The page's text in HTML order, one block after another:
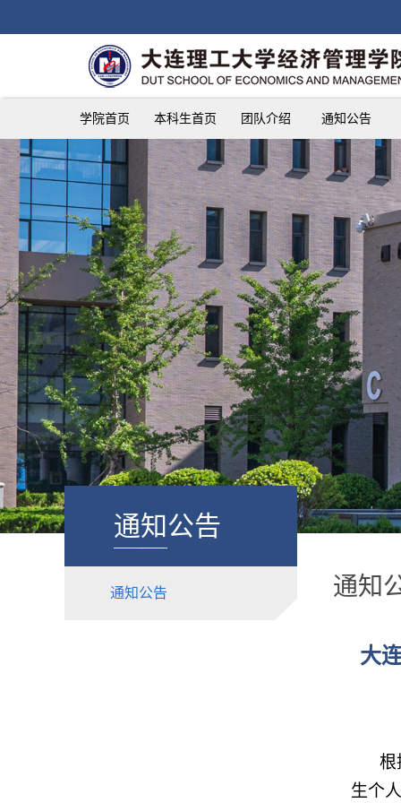
学院首页 本科生首页 团队介绍 通知公告
通知公告
通知公告 通知
大
根
生个